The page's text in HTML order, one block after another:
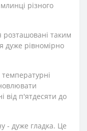
різного
розташовані таким
дуже рівномірно
від п'ятдесяти до
- дуже гладка. Це